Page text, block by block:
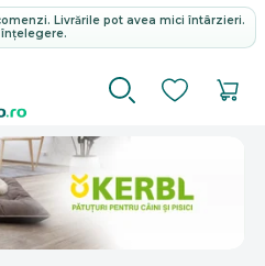
Livrările pot avea mici întârzieri.